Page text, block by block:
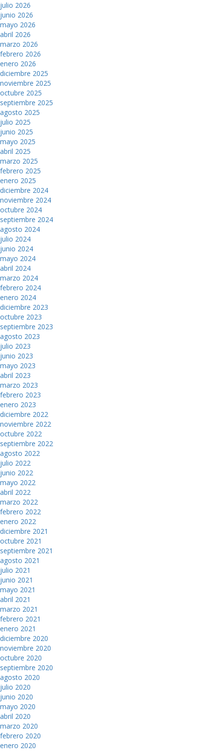
julio 2026
junio 2026
mayo 2026
abril 2026
marzo 2026
febrero 2026
enero 2026
diciembre 2025
noviembre 2025
octubre 2025
septiembre 2025
agosto 2025
julio 2025
junio 2025
mayo 2025
abril 2025
marzo 2025
febrero 2025
enero 2025
diciembre 2024
noviembre 2024
octubre 2024
septiembre 2024
agosto 2024
julio 2024
junio 2024
mayo 2024
abril 2024
marzo 2024
febrero 2024
enero 2024
diciembre 2023
octubre 2023
septiembre 2023
agosto 2023
julio 2023
junio 2023
mayo 2023
abril 2023
marzo 2023
febrero 2023
enero 2023
diciembre 2022
noviembre 2022
octubre 2022
septiembre 2022
agosto 2022
julio 2022
junio 2022
mayo 2022
abril 2022
marzo 2022
febrero 2022
enero 2022
diciembre 2021
octubre 2021
septiembre 2021
agosto 2021
julio 2021
junio 2021
mayo 2021
abril 2021
marzo 2021
febrero 2021
enero 2021
diciembre 2020
noviembre 2020
octubre 2020
septiembre 2020
agosto 2020
julio 2020
junio 2020
mayo 2020
abril 2020
marzo 2020
febrero 2020
enero 2020